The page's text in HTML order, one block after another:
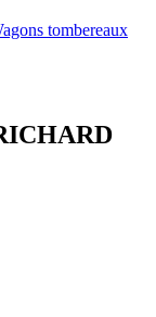
tombereaux